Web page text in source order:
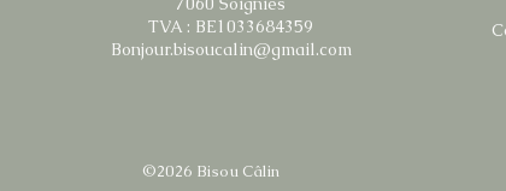
TVA : BE1033684359
Bonjour.bisoucalin@gmail.com
©2026 Bisou Câlin